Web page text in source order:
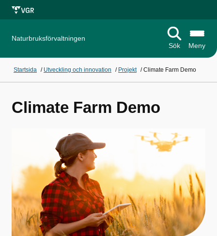
Naturbruksförvaltningen
Sök
Meny
Startsida / Utveckling och innovation / Projekt /Climate Farm Demo
Climate Farm Demo